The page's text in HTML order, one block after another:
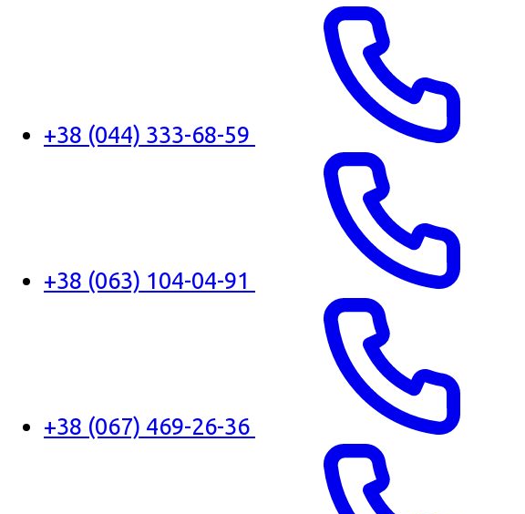
+38 (044) 333-68-59
+38 (063) 104-04-91
+38 (067) 469-26-36